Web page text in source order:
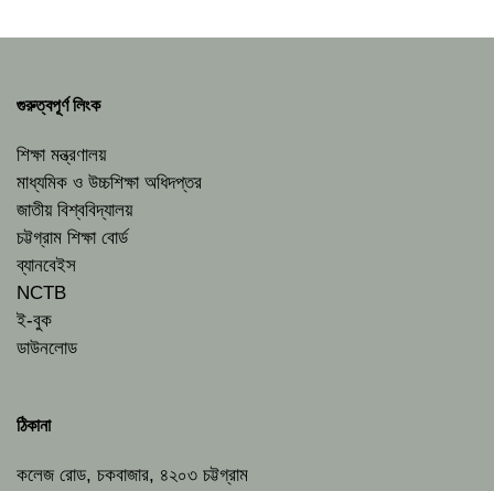
গুরুত্বপূর্ণ লিংক
শিক্ষা মন্ত্রণালয়
মাধ্যমিক ও উচ্চশিক্ষা অধিদপ্তর
জাতীয় বিশ্ববিদ্যালয়
চট্টগ্রাম শিক্ষা বোর্ড
ব্যানবেইস
NCTB
ই-বুক
ডাউনলোড
ঠিকানা
কলেজ রোড, চকবাজার, ৪২০৩ চট্টগ্রাম